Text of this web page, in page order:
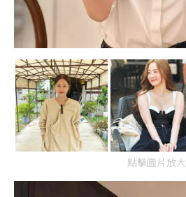
點擊圖片放大